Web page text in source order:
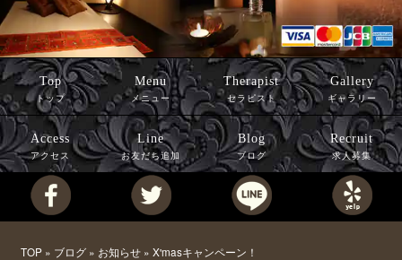
Top
トップ
Menu
メニュー
Therapist
セラピスト
Gallery
ギャラリー
Access
アクセス
Line
お友だち追加
Blog
ブログ
Recruit
求人募集
TOP » ブログ » お知らせ » X'masキャンペーン！